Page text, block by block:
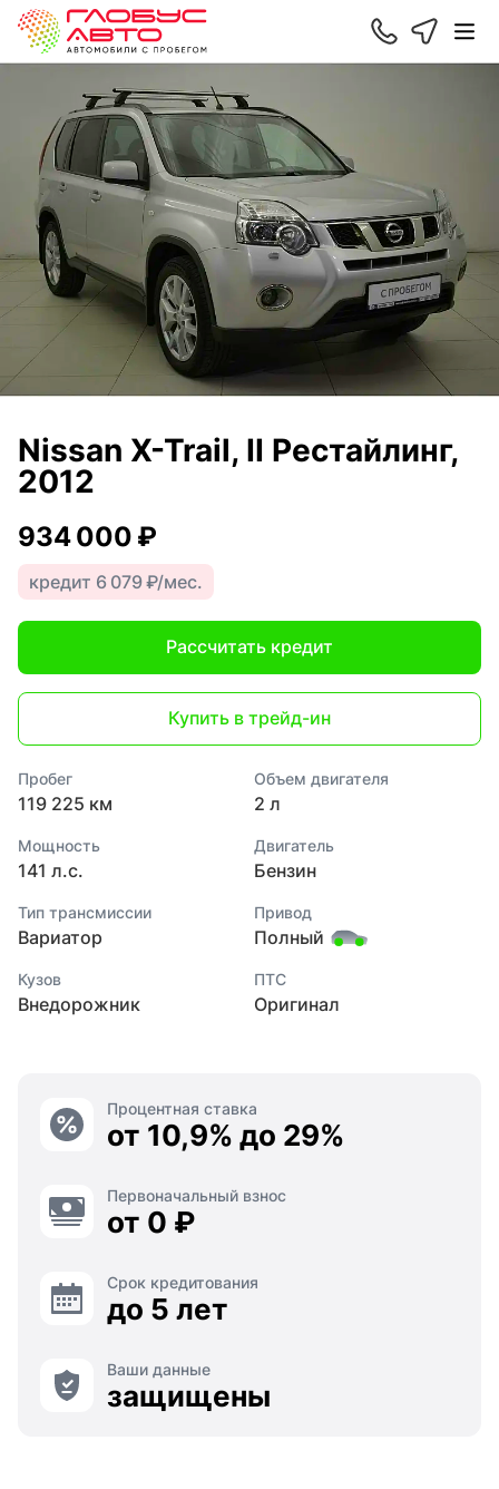
Nissan X-Trail, II Рестайлинг,
2012
934 000 ₽
кредит 6 079 ₽/мес.
Рассчитать кредит
Купить в трейд-ин
Пробег
119 225 км
Объем двигателя
2 л
Мощность
141 л.с.
Двигатель
Бензин
Тип трансмиссии
Вариатор
Привод
Полный
Кузов
Внедорожник
ПТС
Оригинал
Процентная ставка
от 10,9% до 29%
Первоначальный взнос
от 0 ₽
Срок кредитования
до 5 лет
Ваши данные
защищены